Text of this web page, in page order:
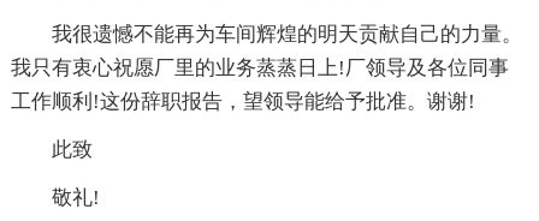
我很遗憾不能再为车间辉煌的明天贡献自己的力量。
我只有衷心祝愿厂里的业务蒸蒸日上!厂领导及各位同事
工作顺利!这份辞职报告，望领导能给予批准。谢谢!
此致
敬礼!